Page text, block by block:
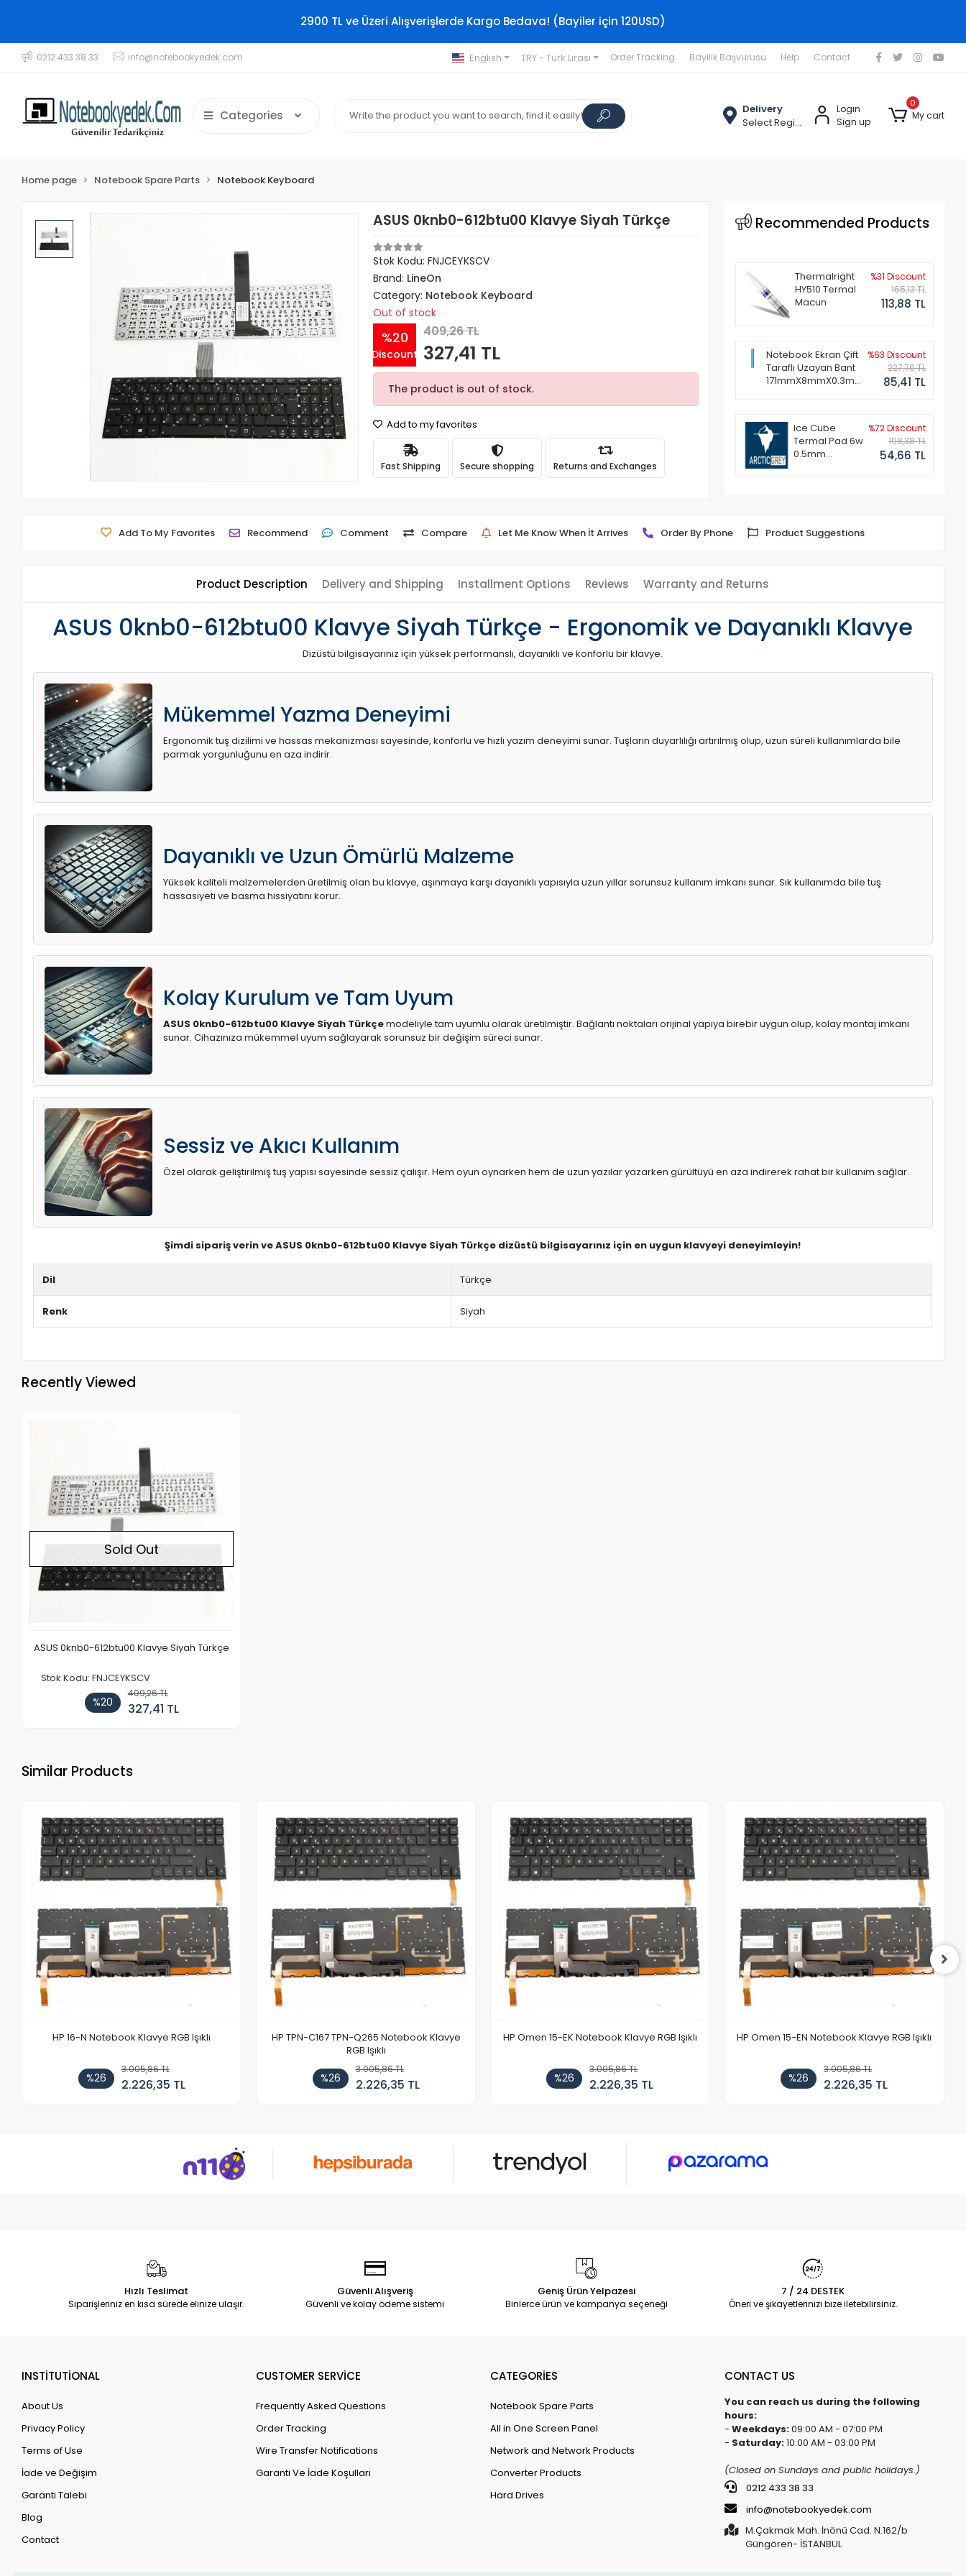
2900 TL ve Üzeri Alışverişlerde Kargo Bedava! (Bayiler için 120USD)
0212 433 38 33 info@notebookyedek.com English TRY - Türk Lirası Order Tracking Bayilik Başvurusu Help Contact
Categories
Delivery
Select Region
Login
Sign up
0
My cart
Home page Notebook Spare Parts Notebook Keyboard
ASUS 0knb0-612btu00 Klavye Siyah Türkçe
Stok Kodu: FNJCEYKSCV
Brand: LineOn
Category: Notebook Keyboard
Out of stock
%20
Discount
409,26 TL
327,41 TL
The product is out of stock.
Add to my favorites
Fast Shipping Secure shopping Returns and Exchanges
Recommended Products
Thermalright
HY510 Termal
Macun
%31 Discount
165,13 TL
113,88 TL
Notebook Ekran Çift
Taraflı Uzayan Bant
171mmX8mmX0.3mm
%63 Discount
227,76 TL
85,41 TL
Ice Cube
Termal Pad 6w
0.5mm
%72 Discount
198,38 TL
54,66 TL
Add To My Favorites Recommend Comment Compare Let Me Know When İt Arrives Order By Phone Product Suggestions
Product Description Delivery and Shipping Installment Options Reviews Warranty and Returns
ASUS 0knb0-612btu00 Klavye Siyah Türkçe - Ergonomik ve Dayanıklı Klavye
Dizüstü bilgisayarınız için yüksek performanslı, dayanıklı ve konforlu bir klavye.
Mükemmel Yazma Deneyimi
Ergonomik tuş dizilimi ve hassas mekanizması sayesinde, konforlu ve hızlı yazım deneyimi sunar. Tuşların duyarlılığı artırılmış olup, uzun süreli kullanımlarda bile
parmak yorgunluğunu en aza indirir.
Dayanıklı ve Uzun Ömürlü Malzeme
Yüksek kaliteli malzemelerden üretilmiş olan bu klavye, aşınmaya karşı dayanıklı yapısıyla uzun yıllar sorunsuz kullanım imkanı sunar. Sık kullanımda bile tuş
hassasiyeti ve basma hissiyatını korur.
Kolay Kurulum ve Tam Uyum
ASUS 0knb0-612btu00 Klavye Siyah Türkçemodeliyle tam uyumlu olarak üretilmiştir. Bağlantı noktaları orijinal yapıya birebir uygun olup, kolay montaj imkanı
sunar. Cihazınıza mükemmel uyum sağlayarak sorunsuz bir değişim süreci sunar.
Sessiz ve Akıcı Kullanım
Özel olarak geliştirilmiş tuş yapısı sayesinde sessiz çalışır. Hem oyun oynarken hem de uzun yazılar yazarken gürültüyü en aza indirerek rahat bir kullanım sağlar.
Şimdi sipariş verin ve ASUS 0knb0-612btu00 Klavye Siyah Türkçe dizüstü bilgisayarınız için en uygun klavyeyi deneyimleyin!
Dil Türkçe
Renk Siyah
Recently Viewed
Sold Out
ASUS 0knb0-612btu00 Klavye Siyah Türkçe
Stok Kodu: FNJCEYKSCV
%20
409,26 TL
327,41 TL
Similar Products
HP 16-N Notebook Klavye RGB Işıklı
%26
3.005,86 TL
2.226,35 TL
HP TPN-C167 TPN-Q265 Notebook Klavye
RGB Işıklı
%26
3.005,86 TL
2.226,35 TL
HP Omen 15-EK Notebook Klavye RGB Işıklı
%26
3.005,86 TL
2.226,35 TL
HP Omen 15-EN Notebook Klavye RGB Işıklı
%26
3.005,86 TL
2.226,35 TL
Hızlı Teslimat
Siparişleriniz en kısa sürede elinize ulaşır.
Güvenli Alışveriş
Güvenli ve kolay ödeme sistemi
Geniş Ürün Yelpazesi
Binlerce ürün ve kampanya seçeneği
7 / 24 DESTEK
Öneri ve şikayetlerinizi bize iletebilirsiniz.
INSTİTUTİONAL
About Us
Privacy Policy
Terms of Use
İade ve Değişim
Garanti Talebi
Blog
Contact
CUSTOMER SERVİCE
Frequently Asked Questions
Order Tracking
Wire Transfer Notifications
Garanti Ve İade Koşulları
CATEGORİES
Notebook Spare Parts
All in One Screen Panel
Network and Network Products
Converter Products
Hard Drives
CONTACT US
You can reach us during the following
hours:
- Weekdays:09:00 AM - 07:00 PM
- Saturday:10:00 AM - 03:00 PM
(Closed on Sundays and public holidays.)
0212 433 38 33
info@notebookyedek.com
M.Çakmak Mah. İnönü Cad. N.162/b
Güngören- İSTANBUL